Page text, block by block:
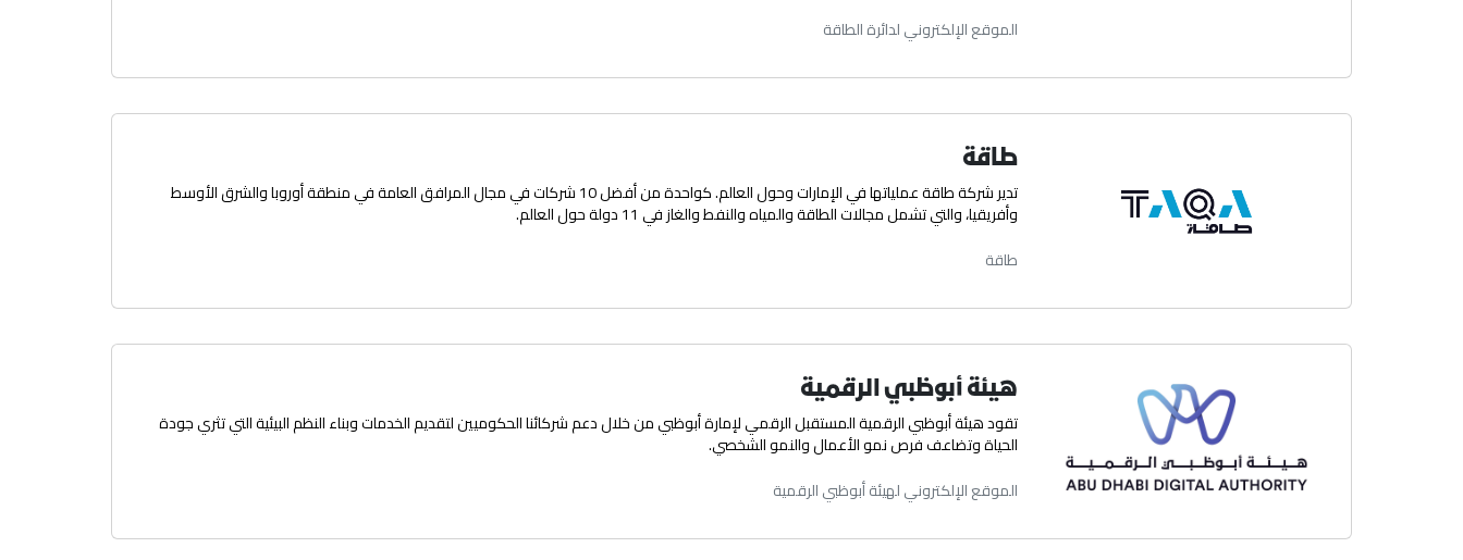
الموقع الإلكتروني لدائرة الطاقة
طاقة
تدير شركة طاقة عملياتها في الإمارات وحول العالم. كواحدة من أفضل 10 شركات في مجال المرافق العامة في منطقة أوروبا والشرق الأوسط
وأفريقيا، والتي تشمل مجالات الطاقة والمياه والنفط والغاز في 11 دولة حول العالم.
طاقة
هيئة أبوظبي الرقمية
تقود هيئة أبوظبي الرقمية المستقبل الرقمي لإمارة أبوظبي من خلال دعم شركائنا الحكوميين لتقديم الخدمات وبناء النظم البيئية التي تثري جودة
الحياة وتضاعف فرص نمو الأعمال والنمو الشخصي.
الموقع الإلكتروني لهيئة أبوظبي الرقمية